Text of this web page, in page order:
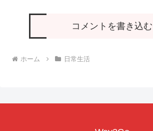
コメントを書き込む
ホーム 日常生活